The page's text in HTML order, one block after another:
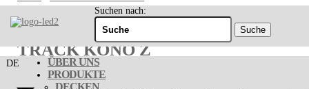
Suchen nach:
DE
ÜBER UNS
PRODUKTE
DECKEN
TRACK KONO Z